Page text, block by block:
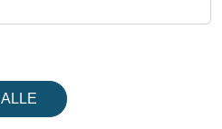
ALLE